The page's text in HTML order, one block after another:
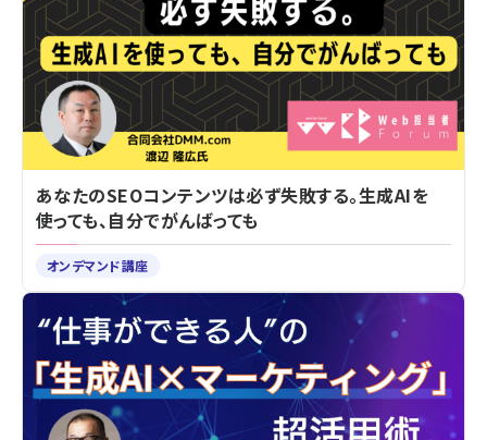
あなたのSEOコンテンツは必ず失敗する。生成AIを
使っても、自分でがんばっても
オンデマンド講座